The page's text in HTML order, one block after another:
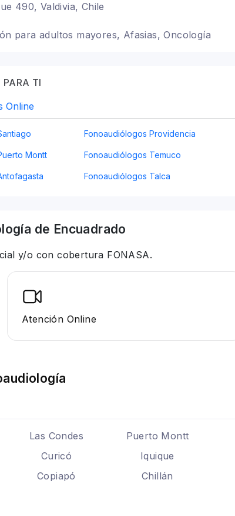
490, Valdivia, Chile
para adultos mayores, Afasias, Oncología
PARA TI
Online
Fonoaudiólogos Providencia
Montt Fonoaudiólogos Temuco
Fonoaudiólogos Talca
de Encuadrado
y/o con cobertura FONASA.
Atención Online
Las Condes Puerto Montt
Curicó Iquique
Copiapó Chillán